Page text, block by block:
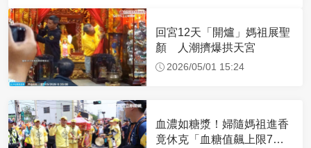
回宮12天「開爐」媽祖展聖
顏 人潮擠爆拱天宮
2026/05/01 15:24
血濃如糖漿！婦隨媽祖進香
竟休克「血糖值飆上限7